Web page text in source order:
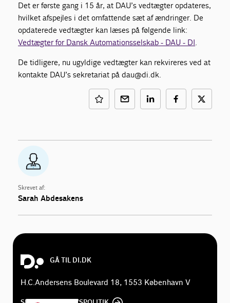
Det er første gang i 15 år, at DAU’s vedtægter opdateres,
hvilket afspejles i det omfattende sæt af ændringer. De
opdaterede vedtægter kan læses på følgende link:
Vedtægter for Dansk Automationsselskab - DAU - DI.
De tidligere, nu ugyldige vedtægter kan rekvireres ved at
kontakte DAU’s sekretariat pådau@di.dk.
Skrevet af:
Sarah Abdesakens
GÅ TIL DI.DK
H.C.Andersens Boulevard 18, 1553 København V